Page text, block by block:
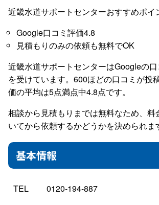
近畿水道サポートセンターおすすめポイ
Google口コミ評価4.8
見積もりのみの依頼も無料でOK
近畿水道サポートセンターはGoogleの
を受けています。600ほどの口コミが投
価の平均は5点満点中4.8点です。
相談から見積もりまでは無料なため、料
いてから依頼するかどうかを決められま
基本情報
TEL
0120-194-887